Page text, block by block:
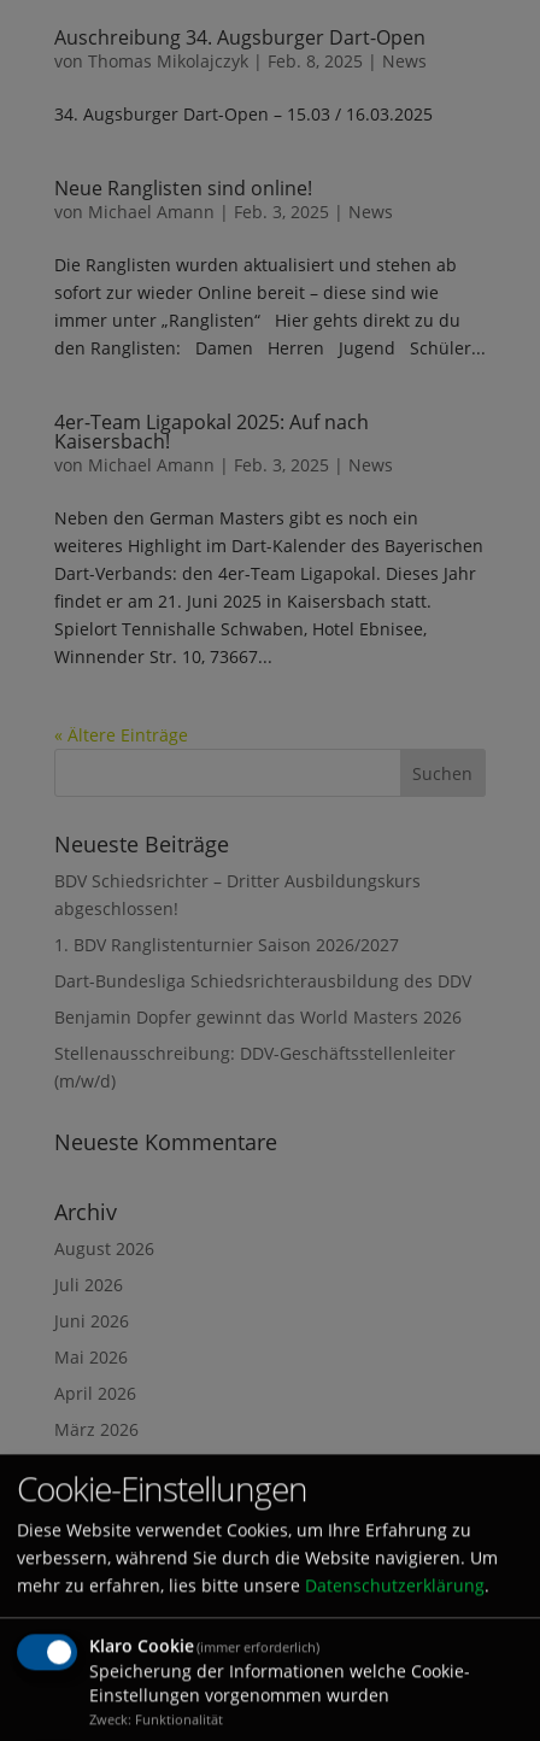
Auschreibung 34. Augsburger Dart-Open
von Thomas Mikolajczyk| Feb. 8, 2025 | News
34. Augsburger Dart-Open – 15.03 / 16.03.2025
Neue Ranglisten sind online!
von Michael Amann | Feb. 3, 2025 | News
Die Ranglisten wurden aktualisiert und stehen ab
sofort zur wieder Online bereit – diese sind wie
immer unter „Ranglisten“ Hier gehts direkt zu du
den Ranglisten: Damen Herren Jugend Schüler...
4er-Team Ligapokal 2025: Auf nach
Kaisersbach!
von Michael Amann | Feb. 3, 2025 | News
Neben den German Masters gibt es noch ein
weiteres Highlight im Dart-Kalender des Bayerischen
Dart-Verbands: den 4er-Team Ligapokal. Dieses Jahr
findet er am 21. Juni 2025 in Kaisersbach statt.
Spielort Tennishalle Schwaben, Hotel Ebnisee,
Winnender Str. 10, 73667...
« Ältere Einträge
Neueste Beiträge
BDV Schiedsrichter – Dritter Ausbildungskurs
abgeschlossen!
1. BDV Ranglistenturnier Saison 2026/2027
Dart-Bundesliga Schiedsrichterausbildung des DDV
Benjamin Dopfer gewinnt das World Masters 2026
Stellenausschreibung: DDV-Geschäftsstellenleiter
(m/w/d)
Neueste Kommentare
Archiv
August 2026
Juli 2026
Juni 2026
Mai 2026
April 2026
März 2026
Januar 2026
Dezember 2025
November 2025
September 2025
August 2025
Juli 2025
Cookie-Einstellungen
Diese Website verwendet Cookies, um Ihre Erfahrung zu
verbessern, während Sie durch die Website navigieren. Um
mehr zu erfahren, lies bitte unsere Datenschutzerklärung.
Klaro Cookie(immer erforderlich)
Speicherung der Informationen welche Cookie-
Einstellungen vorgenommen wurden
Zweck: Funktionalität